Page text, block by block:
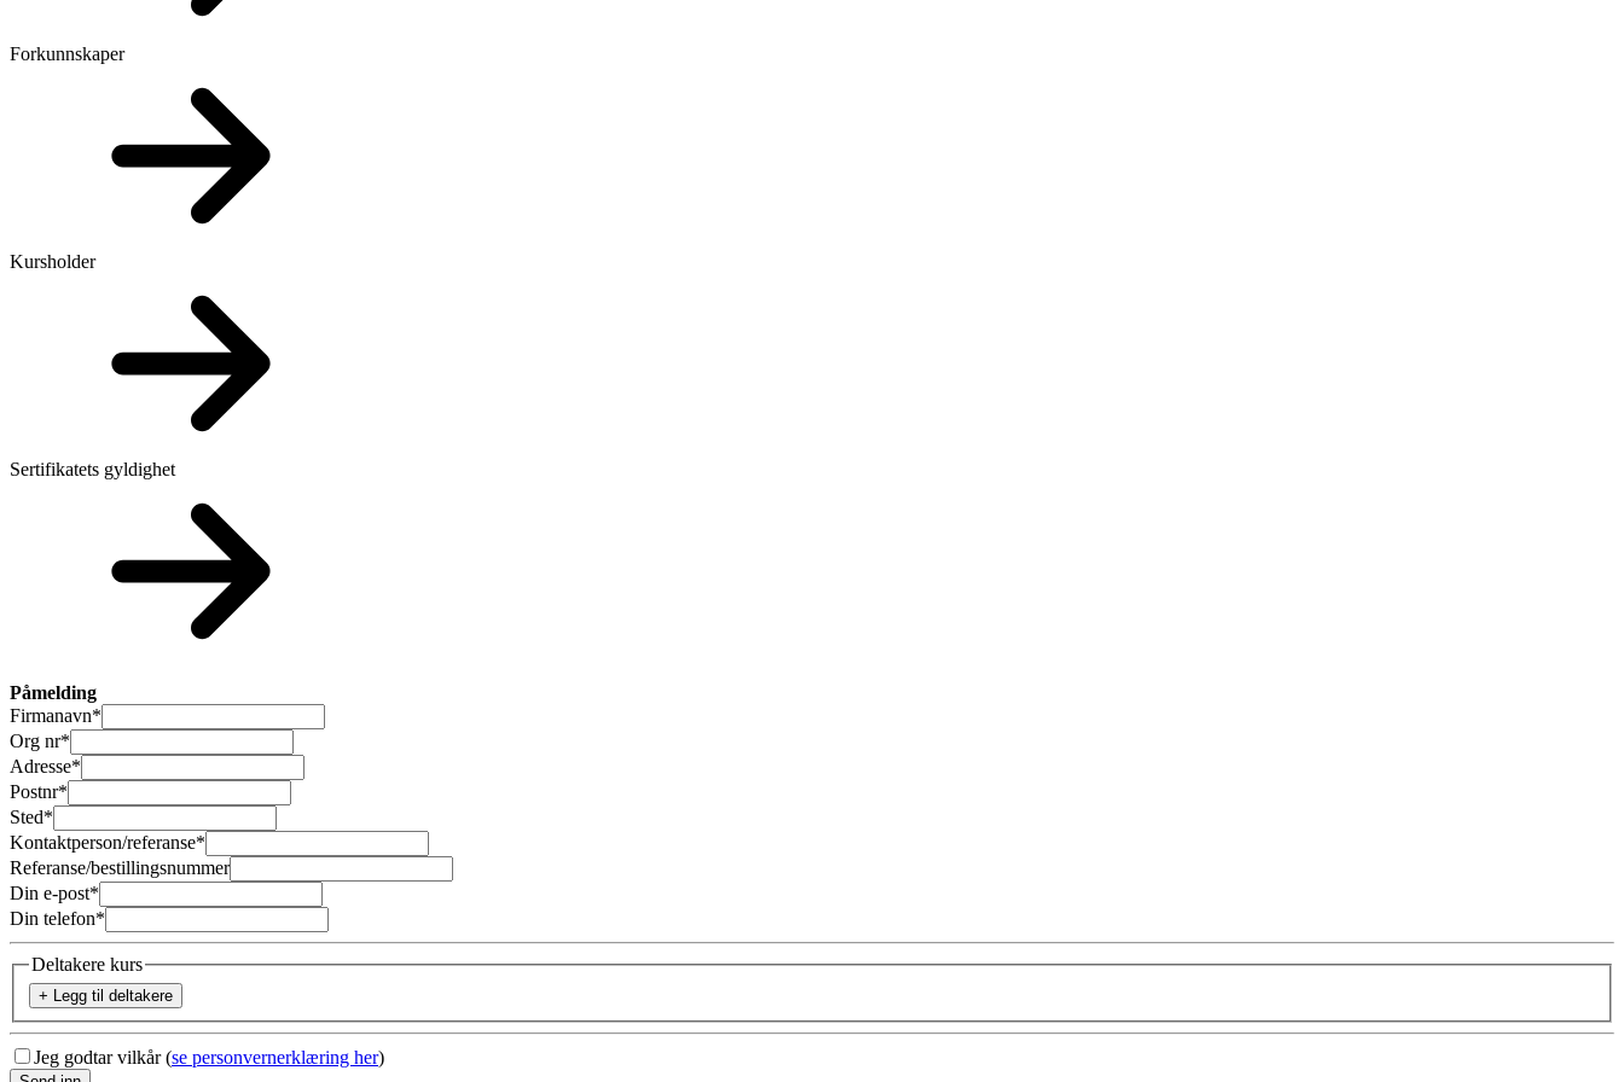
Forkunnskaper
Kursholder
Sertifikatets gyldighet
Påmelding
Firmanavn*
Org nr*
Adresse*
Postnr*
Sted*
Kontaktperson/referanse*
Referanse/bestillingsnummer
Din e-post*
Din telefon*
Deltakere kurs
+ Legg til deltakere
Jeg godtar vilkår (se personvernerklæring her)